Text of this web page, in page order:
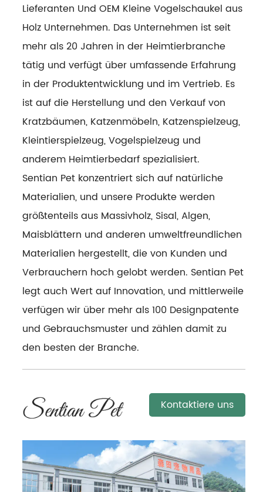
Lieferanten UndOEM Kleine Vogelschaukel aus
Holz Unternehmen. Das Unternehmen ist seit
mehr als 20 Jahren in der Heimtierbranche
tätig und verfügt über umfassende Erfahrung
in der Produktentwicklung und im Vertrieb. Es
ist auf die Herstellung und den Verkauf von
Kratzbäumen, Katzenmöbeln, Katzenspielzeug,
Kleintierspielzeug, Vogelspielzeug und
anderem Heimtierbedarf spezialisiert.
Sentian Pet konzentriert sich auf natürliche
Materialien, und unsere Produkte werden
größtenteils aus Massivholz, Sisal, Algen,
Maisblättern und anderen umweltfreundlichen
Materialien hergestellt, die von Kunden und
Verbrauchern hoch gelobt werden. Sentian Pet
legt auch Wert auf Innovation, und mittlerweile
verfügen wir über mehr als 100 Designpatente
und Gebrauchsmuster und zählen damit zu
den besten der Branche.
Kontaktiere uns